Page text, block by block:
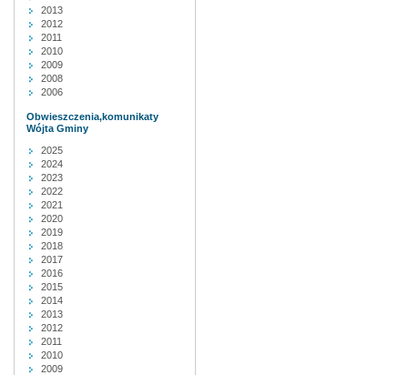
2013
2012
2011
2010
2009
2008
2006
Obwieszczenia,komunikaty
Wójta Gminy
2025
2024
2023
2022
2021
2020
2019
2018
2017
2016
2015
2014
2013
2012
2011
2010
2009